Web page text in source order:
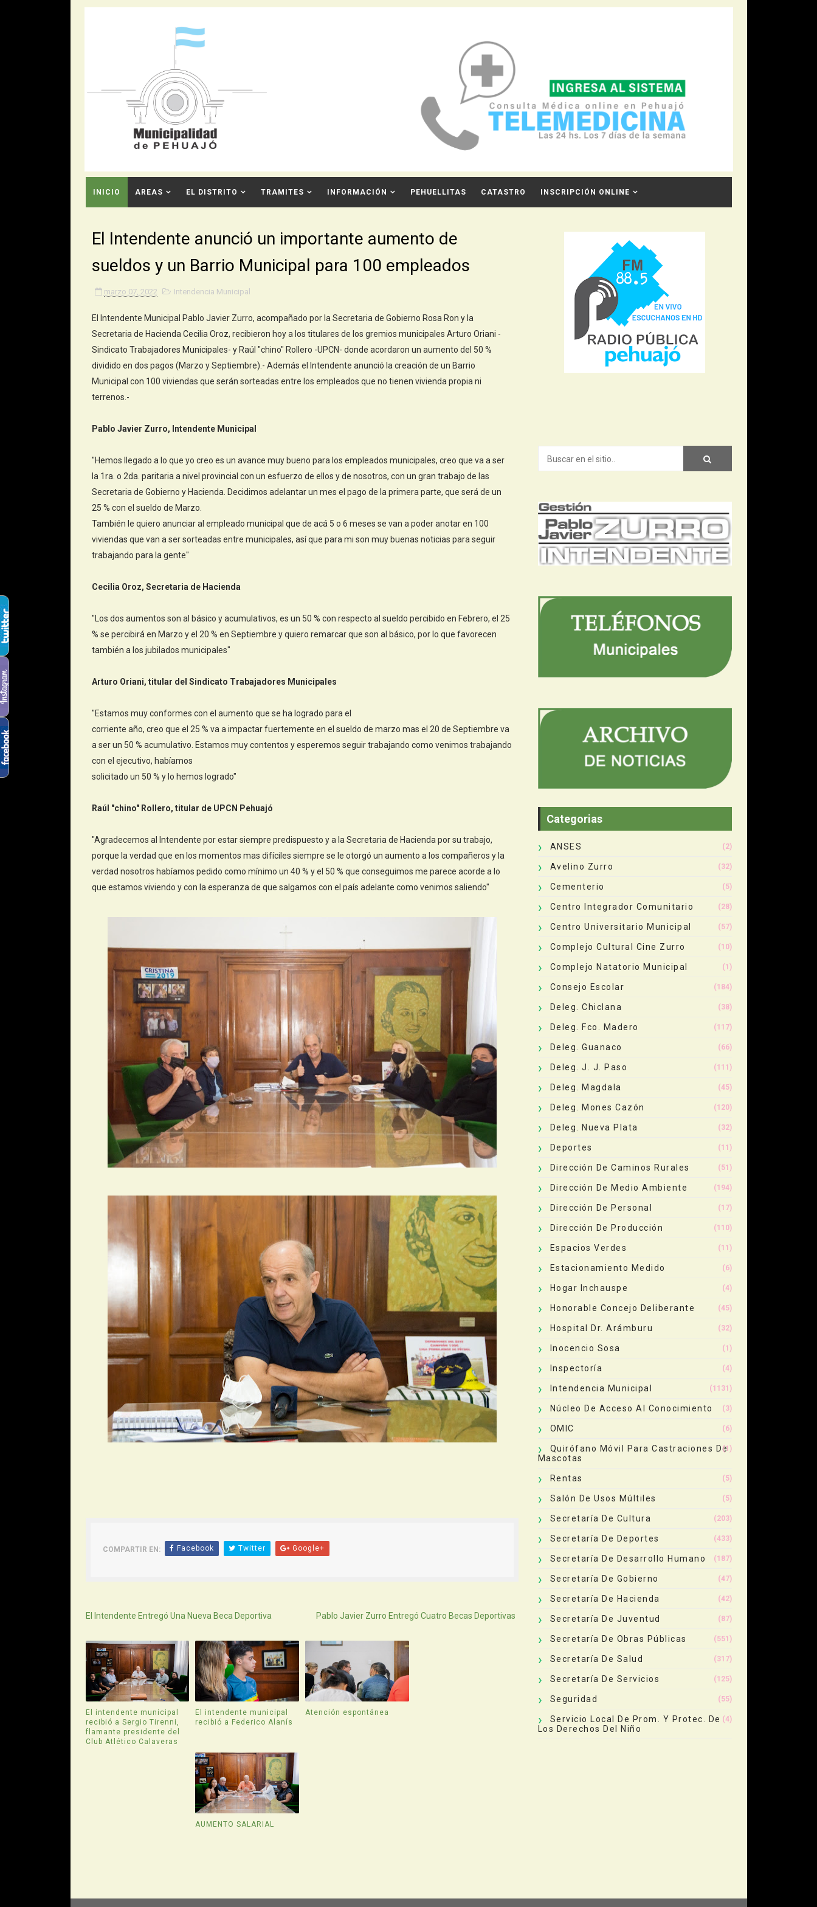
INICIO AREAS EL DISTRITO TRAMITES INFORMACIÓN PEHUELLITAS CATASTRO INSCRIPCIÓN ONLINE
El Intendente anunció un importante aumento de
sueldos y un Barrio Municipal para 100 empleados
marzo 07, 2022 Intendencia Municipal
El Intendente Municipal Pablo Javier Zurro, acompañado por la Secretaria de Gobierno Rosa Ron y la
Secretaria de Hacienda Cecilia Oroz, recibieron hoy a los titulares de los gremios municipales Arturo Oriani -
Sindicato Trabajadores Municipales- y Raúl "chino" Rollero -UPCN- donde acordaron un aumento del 50 %
dividido en dos pagos (Marzo y Septiembre).- Además el Intendente anunció la creación de un Barrio
Municipal con 100 viviendas que serán sorteadas entre los empleados que no tienen vivienda propia ni
terrenos.-
Pablo Javier Zurro, Intendente Municipal
"Hemos llegado a lo que yo creo es un avance muy bueno para los empleados municipales, creo que va a ser
la 1ra. o 2da. paritaria a nivel provincial con un esfuerzo de ellos y de nosotros, con un gran trabajo de las
Secretaria de Gobierno y Hacienda. Decidimos adelantar un mes el pago de la primera parte, que será de un
25 % con el sueldo de Marzo.
También le quiero anunciar al empleado municipal que de acá 5 o 6 meses se van a poder anotar en 100
viviendas que van a ser sorteadas entre municipales, así que para mi son muy buenas noticias para seguir
trabajando para la gente"
Cecilia Oroz, Secretaria de Hacienda
"Los dos aumentos son al básico y acumulativos, es un 50 % con respecto al sueldo percibido en Febrero, el 25
% se percibirá en Marzo y el 20 % en Septiembre y quiero remarcar que son al básico, por lo que favorecen
también a los jubilados municipales"
Arturo Oriani, titular del Sindicato Trabajadores Municipales
"Estamos muy conformes con el aumento que se ha logrado para el
corriente año, creo que el 25 % va a impactar fuertemente en el sueldo de marzo mas el 20 de Septiembre va
a ser un 50 % acumulativo. Estamos muy contentos y esperemos seguir trabajando como venimos trabajando
con el ejecutivo, habíamos
solicitado un 50 % y lo hemos logrado"
Raúl "chino" Rollero, titular de UPCN Pehuajó
"Agradecemos al Intendente por estar siempre predispuesto y a la Secretaria de Hacienda por su trabajo,
porque la verdad que en los momentos mas difíciles siempre se le otorgó un aumento a los compañeros y la
verdad nosotros habíamos pedido como mínimo un 40 % y el 50 % que conseguimos me parece acorde a lo
que estamos viviendo y con la esperanza de que salgamos con el país adelante como venimos saliendo"
COMPARTIR EN: Facebook Twitter Google+
El Intendente Entregó Una Nueva Beca Deportiva Pablo Javier Zurro Entregó Cuatro Becas Deportivas
El intendente municipal
recibió a Sergio Tirenni,
flamante presidente del
Club Atlético Calaveras
El intendente municipal
recibió a Federico Alanís
Atención espontánea
AUMENTO SALARIAL
Categorias
ANSES (2)
Avelino Zurro (32)
Cementerio (5)
Centro Integrador Comunitario (28)
Centro Universitario Municipal (57)
Complejo Cultural Cine Zurro (10)
Complejo Natatorio Municipal (1)
Consejo Escolar (184)
Deleg. Chiclana (38)
Deleg. Fco. Madero (117)
Deleg. Guanaco (66)
Deleg. J. J. Paso (111)
Deleg. Magdala (45)
Deleg. Mones Cazón (120)
Deleg. Nueva Plata (32)
Deportes (11)
Dirección De Caminos Rurales (51)
Dirección De Medio Ambiente (194)
Dirección De Personal (17)
Dirección De Producción (110)
Espacios Verdes (11)
Estacionamiento Medido (6)
Hogar Inchauspe (4)
Honorable Concejo Deliberante (45)
Hospital Dr. Arámburu (32)
Inocencio Sosa (1)
Inspectoría (4)
Intendencia Municipal (1131)
Núcleo De Acceso Al Conocimiento (3)
OMIC (6)
Quirófano Móvil Para Castraciones De
Mascotas
(1)
Rentas (5)
Salón De Usos Múltiles (5)
Secretaría De Cultura (203)
Secretaría De Deportes (433)
Secretaría De Desarrollo Humano (187)
Secretaría De Gobierno (47)
Secretaría De Hacienda (42)
Secretaría De Juventud (87)
Secretaría De Obras Públicas (551)
Secretaría De Salud (317)
Secretaría De Servicios (125)
Seguridad (55)
Servicio Local De Prom. Y Protec. De
Los Derechos Del Niño
(4)